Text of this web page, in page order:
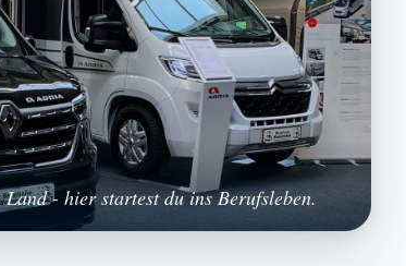
- hier startest du ins Berufsleben.